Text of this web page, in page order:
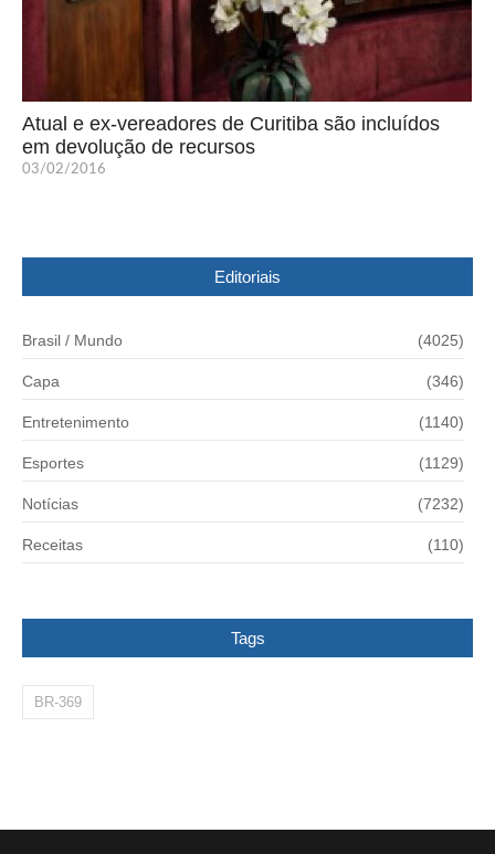
Atual e ex-vereadores de Curitiba são incluídos
em devolução de recursos
03/02/2016
Editoriais
Brasil / Mundo (4025)
Capa (346)
Entretenimento (1140)
Esportes (1129)
Notícias (7232)
Receitas (110)
Tags
BR-369